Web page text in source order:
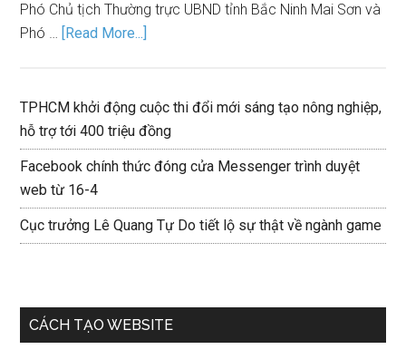
Phó Chủ tịch Thường trực UBND tỉnh Bắc Ninh Mai Sơn và
Phó … [Read More...]
TPHCM khởi động cuộc thi đổi mới sáng tạo nông nghiệp,
hỗ trợ tới 400 triệu đồng
Facebook chính thức đóng cửa Messenger trình duyệt
web từ 16-4
Cục trưởng Lê Quang Tự Do tiết lộ sự thật về ngành game
CÁCH TẠO WEBSITE